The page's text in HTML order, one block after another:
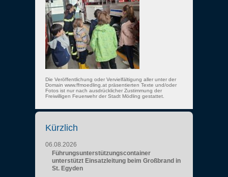
Die Veröffentlichung oder Vervielfältigung aller unter der
Domain www.ffmoedling.at präsentierten Texte und/oder
Fotos ist nur nach ausdrücklicher Zustimmung der
Freiwilligen Feuerwehr der Stadt Mödling gestattet.
Kürzlich
06.08.2026
Führungsunterstützungscontainer
unterstützt Einsatzleitung beim Großbrand in
St. Egyden